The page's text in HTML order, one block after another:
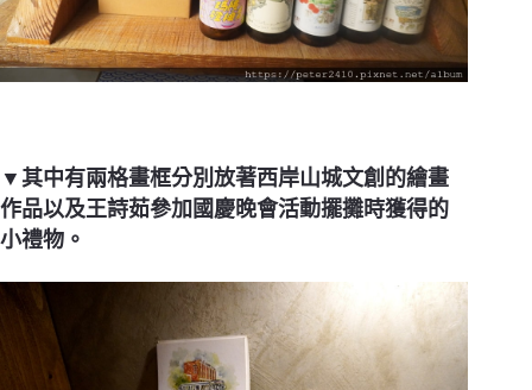
▼其中有兩格畫框分別放著西岸山城文創的繪畫
作品以及王詩茹參加國慶晚會活動擺攤時獲得的
小禮物。